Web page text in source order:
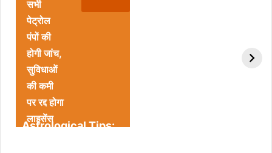
सभी
पेट्रोल
पंपों की
होगी जांच,
सुविधाओं
की कमी
पर रद्द होगा
लाइसेंस
Astrological Tips: